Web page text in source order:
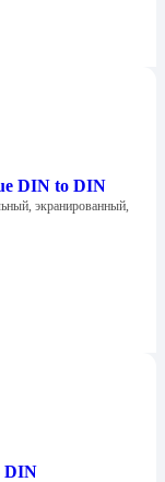
DIN to DIN
экранированный,
DIN